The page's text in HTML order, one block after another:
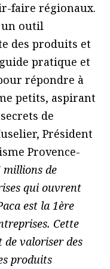
faire régionaux.
un outil
des produits et
pratique et
répondre à
petits, aspirant
de
Président
Provence-
millions de
qui ouvrent
est la 1ère
Cette
valoriser des
produits